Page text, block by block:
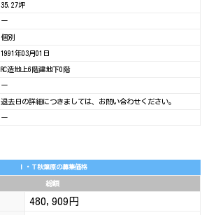
35.27坪
ー
個別
1991年03月01日
RC造地上6階建地下0階
ー
退去日の詳細につきましては、お問い合わせください。
ー
Ｉ・Ｔ秋葉原の募集価格
総額
480,909円